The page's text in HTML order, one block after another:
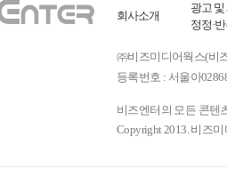
회사소개
광고 및
정정·
㈜비즈미디어웍스(비
등록번호 : 서울아
비즈엔터의 모든 콘텐
Copyright 2013. 비즈